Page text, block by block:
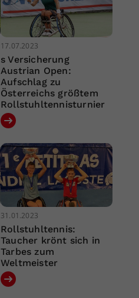
17.07.2023
s Versicherung
Austrian Open:
Aufschlag zu
Österreichs größtem
Rollstuhltennisturnier
31.01.2023
Rollstuhltennis:
Taucher krönt sich in
Tarbes zum
Weltmeister